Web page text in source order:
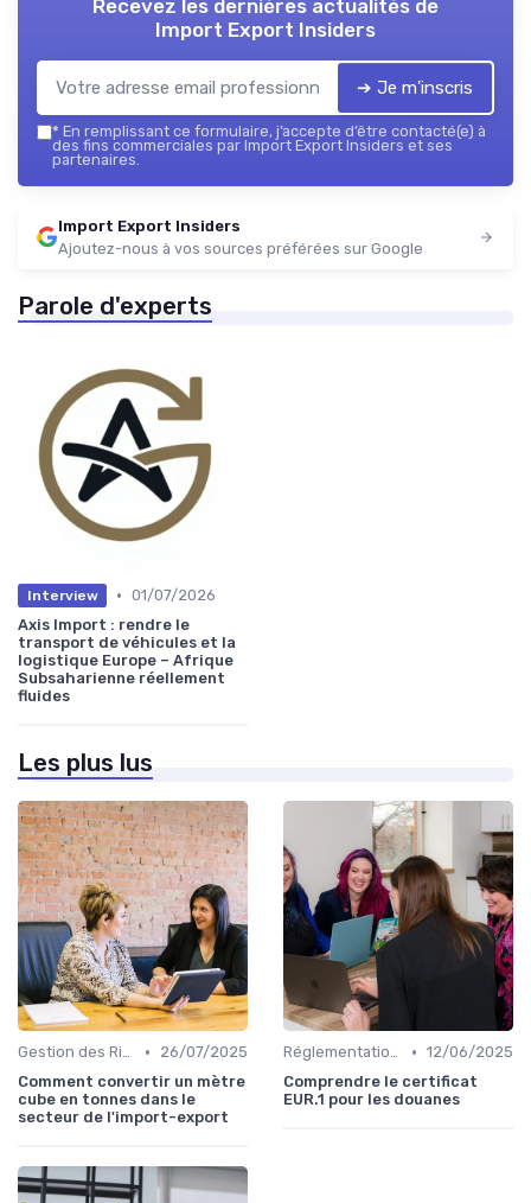
Recevez les dernières actualités de
Import Export Insiders
➔ Je m'inscris
* En remplissant ce formulaire, j’accepte d’être contacté(e) à
des fins commerciales par Import Export Insiders et ses
partenaires.
Import Export Insiders
Ajoutez-nous à vos sources préférées sur Google
Parole d'experts
Interview • 01/07/2026
Axis Import : rendre le
transport de véhicules et la
logistique Europe – Afrique
Subsaharienne réellement
fluides
Les plus lus
Gestion des Risques •
26/07/2025
Comment convertir un mètre
cube en tonnes dans le
secteur de l'import-export
Réglementations Douanières • 12/06/2025
Comprendre le certificat
EUR.1 pour les douanes